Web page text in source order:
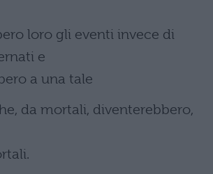
loro gli eventi invece di
e
a una tale
da mortali, diventerebbero,